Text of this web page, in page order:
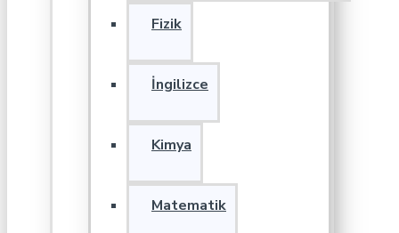
Fizik
İngilizce
Kimya
Matematik